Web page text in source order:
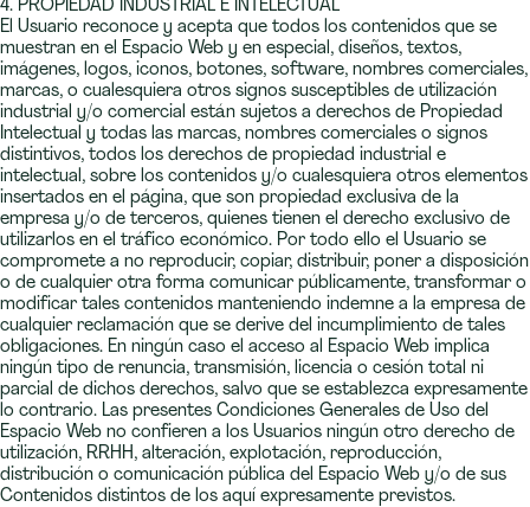
4. PROPIEDAD INDUSTRIAL E INTELECTUAL
El Usuario reconoce y acepta que todos los contenidos que se
muestran en el Espacio Web y en especial, diseños, textos,
imágenes, logos, iconos, botones, software, nombres comerciales,
marcas, o cualesquiera otros signos susceptibles de utilización
industrial y/o comercial están sujetos a derechos de Propiedad
Intelectual y todas las marcas, nombres comerciales o signos
distintivos, todos los derechos de propiedad industrial e
intelectual, sobre los contenidos y/o cualesquiera otros elementos
insertados en el página, que son propiedad exclusiva de la
empresa y/o de terceros, quienes tienen el derecho exclusivo de
utilizarlos en el tráfico económico. Por todo ello el Usuario se
compromete a no reproducir, copiar, distribuir, poner a disposición
o de cualquier otra forma comunicar públicamente, transformar o
modificar tales contenidos manteniendo indemne a la empresa de
cualquier reclamación que se derive del incumplimiento de tales
obligaciones. En ningún caso el acceso al Espacio Web implica
ningún tipo de renuncia, transmisión, licencia o cesión total ni
parcial de dichos derechos, salvo que se establezca expresamente
lo contrario. Las presentes Condiciones Generales de Uso del
Espacio Web no confieren a los Usuarios ningún otro derecho de
utilización, RRHH, alteración, explotación, reproducción,
distribución o comunicación pública del Espacio Web y/o de sus
Contenidos distintos de los aquí expresamente previstos.